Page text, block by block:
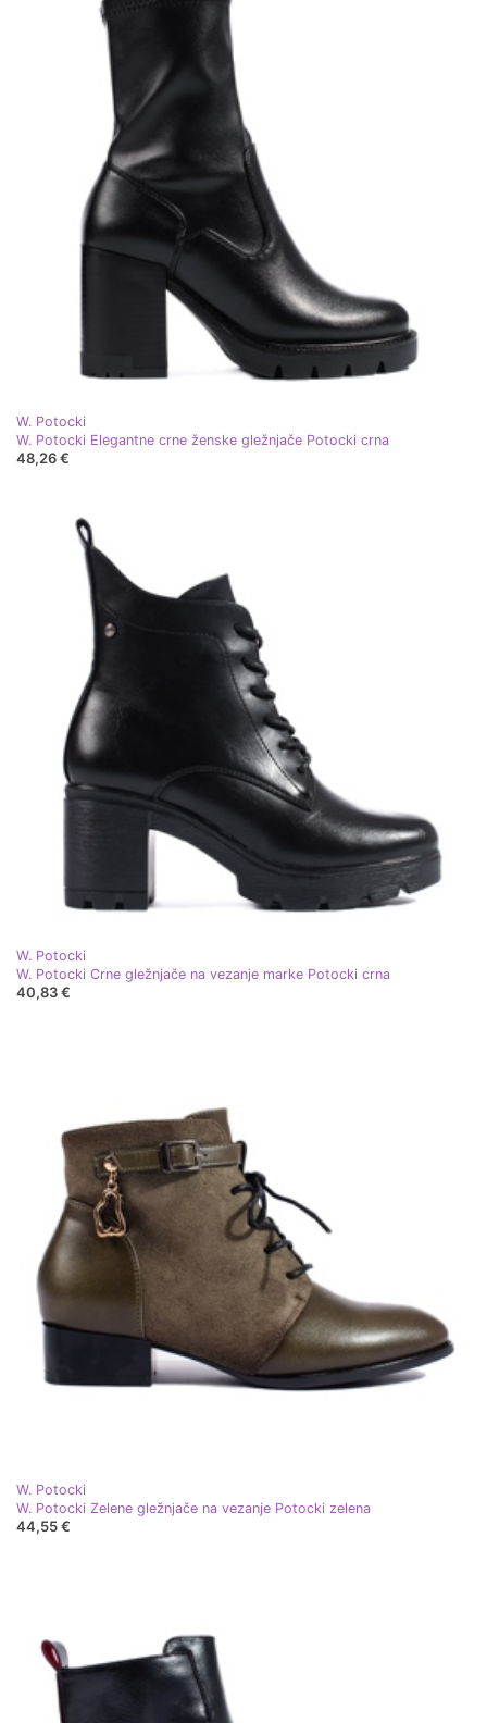
W. Potocki
W. Potocki Elegantne crne ženske gležnjače Potocki crna
48,26 €
W. Potocki
W. Potocki Crne gležnjače na vezanje marke Potocki crna
40,83 €
W. Potocki
W. Potocki Zelene gležnjače na vezanje Potocki zelena
44,55 €